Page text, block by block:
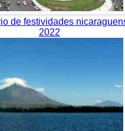
de festividades
2022